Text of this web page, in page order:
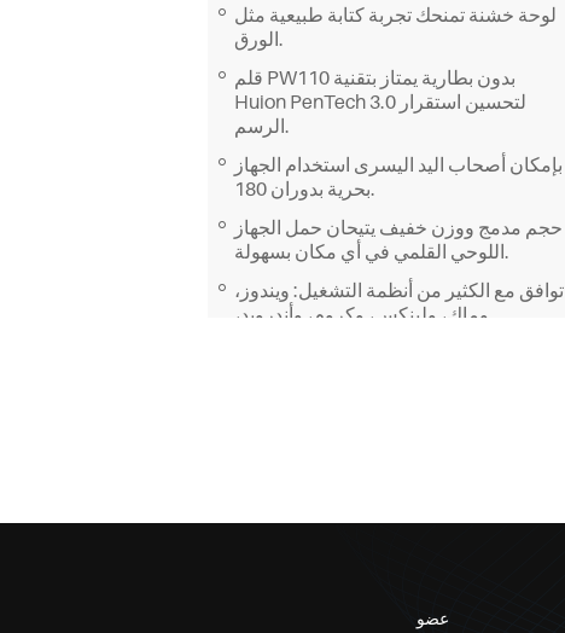
لوحة خشنة تمنحك تجربة كتابة طبيعية مثل
الورق.
قلم PW110 بدون بطارية يمتاز بتقنية
Huion PenTech 3.0 لتحسين استقرار
الرسم.
بإمكان أصحاب اليد اليسرى استخدام الجهاز
بحرية بدوران 180.
حجم مدمج ووزن خفيف يتيحان حمل الجهاز
اللوحي القلمي في أي مكان بسهولة.
توافق مع الكثير من أنظمة التشغيل: ويندوز،
وماك، ولينكس، وكروم، وأندرويد،
عضو